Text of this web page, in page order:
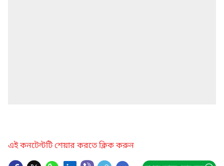
এই কনটেন্টটি শেয়ার করতে ক্লিক করুন